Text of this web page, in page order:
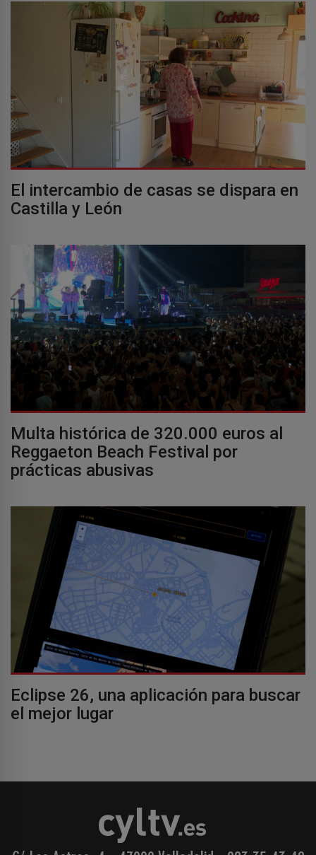
El intercambio de casas se dispara en
Castilla y León
Multa histórica de 320.000 euros al
Reggaeton Beach Festival por
prácticas abusivas
Eclipse 26, una aplicación para buscar
el mejor lugar